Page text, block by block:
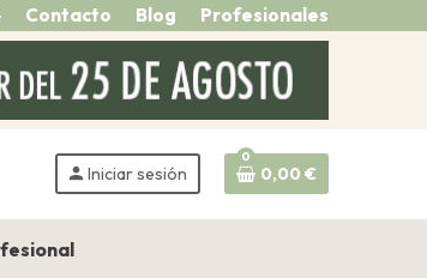
Profesionales
Blog
Contacto
person Iniciar sesión
0
0,00 €